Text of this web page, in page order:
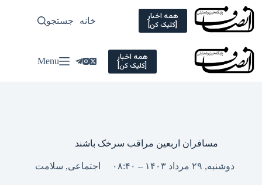
Skip
content
همه اخبار
[کلیک کن] خانه سیاسی
جستجو
همه اخبار
[کلیک کن] Menu
مسافران اربعین مراقب سرخک باشند
دوشنبه, ۲۹ مرداد ۱۴۰۳ – ۰۸:۴۰ اجتماعی, سلامت